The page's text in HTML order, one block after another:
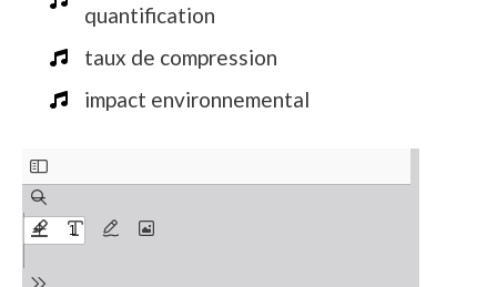
quantification
taux de compression
impact environnemental